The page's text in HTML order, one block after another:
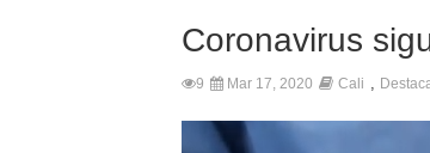
Coronavirus
9 Mar 17, 2020 Cali ,